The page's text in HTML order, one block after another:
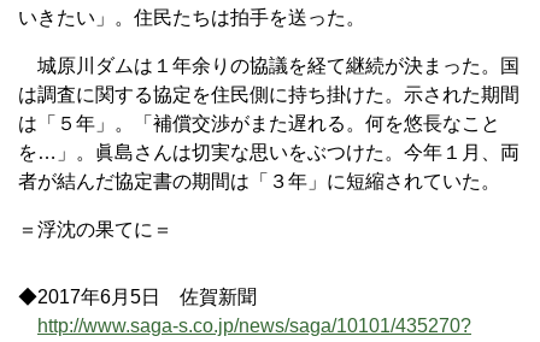
いきたい」。住民たちは拍手を送った。
城原川ダムは１年余りの協議を経て継続が決まった。国
は調査に関する協定を住民側に持ち掛けた。示された期間
は「５年」。「補償交渉がまた遅れる。何を悠長なこと
を…」。眞島さんは切実な思いをぶつけた。今年１月、両
者が結んだ協定書の期間は「３年」に短縮されていた。
＝浮沈の果てに＝
◆2017年6月5日 佐賀新聞
http://www.saga-s.co.jp/news/saga/10101/435270?